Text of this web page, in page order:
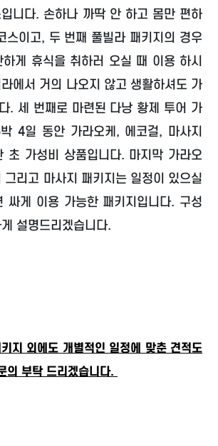
니다. 손하나 까딱 안 하고 몸만 편하
스이고, 두 번째 풀빌라 패키지의 경우
게 휴식을 취하러 오실 때 이용 하시
에서 거의 나오지 않고 생활하셔도 가
. 세 번째로 마련된 다낭 황제 투어 가
4일 동안 가라오케, 에코걸, 마사지
초 가성비 상품입니다. 마지막 가라오
그리고 마사지 패키지는 일정이 있으실
싸게 이용 가능한 패키지입니다. 구성
설명드리겠습니다.
지 외에도 개별적인 일정에 맞춘 견적도
의 부탁 드리겠습니다.